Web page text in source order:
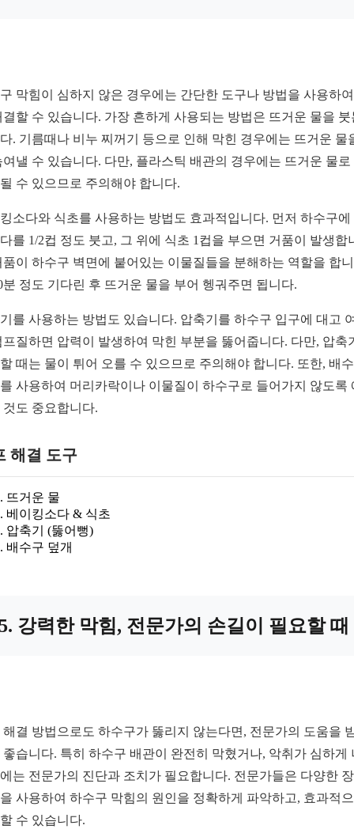
막힘이 심하지 않은 경우에는 간단한 도구나 방법을 사용하
결할 수 있습니다. 가장 흔하게 사용되는 방법은 뜨거운 물을 붓
. 기름때나 비누 찌꺼기 등으로 인해 막힌 경우에는 뜨거운 물
여낼 수 있습니다. 다만, 플라스틱 배관의 경우에는 뜨거운 물로
수 있으므로 주의해야 합니다.
소다와 식초를 사용하는 방법도 효과적입니다. 먼저 하수구에
를 1/2컵 정도 붓고, 그 위에 식초 1컵을 부으면 거품이 발생합
품이 하수구 벽면에 붙어있는 이물질들을 분해하는 역할을 합
분 정도 기다린 후 뜨거운 물을 부어 헹궈주면 됩니다.
를 사용하는 방법도 있습니다. 압축기를 하수구 입구에 대고
프질하면 압력이 발생하여 막힌 부분을 뚫어줍니다. 다만, 압축
때는 물이 튀어 오를 수 있으므로 주의해야 합니다. 또한, 배
사용하여 머리카락이나 이물질이 하수구로 들어가지 않도록
것도 중요합니다.
해결 도구
뜨거운 물
베이킹소다 & 식초
압축기 (뚫어뻥)
배수구 덮개
강력한 막힘, 전문가의 손길이 필요할 때
해결 방법으로도 하수구가 뚫리지 않는다면, 전문가의 도움을
좋습니다. 특히 하수구 배관이 완전히 막혔거나, 악취가 심하게
는 전문가의 진단과 조치가 필요합니다. 전문가들은 다양한
사용하여 하수구 막힘의 원인을 정확하게 파악하고, 효과적
수 있습니다.